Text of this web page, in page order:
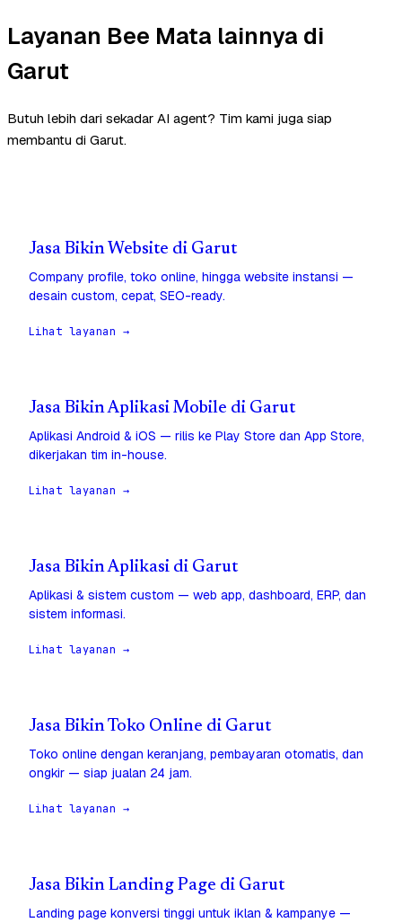
Layanan Bee Mata lainnya di
Garut
Butuh lebih dari sekadar AI agent? Tim kami juga siap
membantu di Garut.
Jasa Bikin Website di Garut
Company profile, toko online, hingga website instansi —
desain custom, cepat, SEO-ready.
Lihat layanan →
Jasa Bikin Aplikasi Mobile di Garut
Aplikasi Android & iOS — rilis ke Play Store dan App Store,
dikerjakan tim in-house.
Lihat layanan →
Jasa Bikin Aplikasi di Garut
Aplikasi & sistem custom — web app, dashboard, ERP, dan
sistem informasi.
Lihat layanan →
Jasa Bikin Toko Online di Garut
Toko online dengan keranjang, pembayaran otomatis, dan
ongkir — siap jualan 24 jam.
Lihat layanan →
Jasa Bikin Landing Page di Garut
Landing page konversi tinggi untuk iklan & kampanye —